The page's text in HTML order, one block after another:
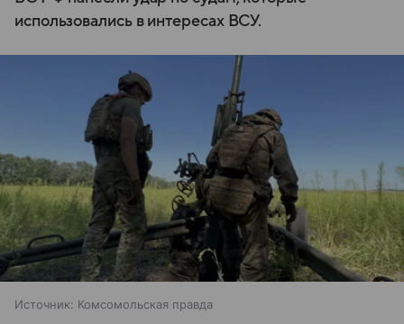
использовались в интересах ВСУ.
Источник: Комсомольская правда